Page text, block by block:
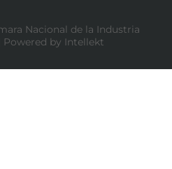
Nacional de la Industria
Powered by Intellekt